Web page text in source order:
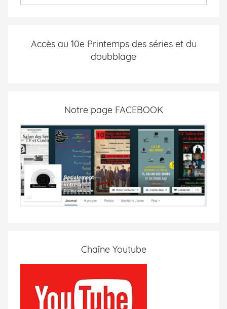
Accès au 10e Printemps des séries et du
doubblage
Notre page FACEBOOK
Chaîne Youtube